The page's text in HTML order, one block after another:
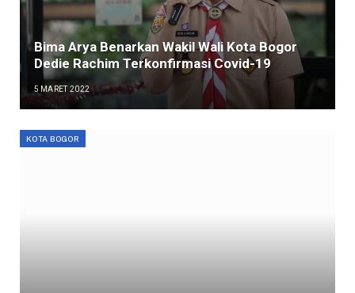
Bima Arya Benarkan Wakil Wali Kota Bogor
Dedie Rachim Terkonfirmasi Covid-19
5 MARET 2022
KOTA BOGOR